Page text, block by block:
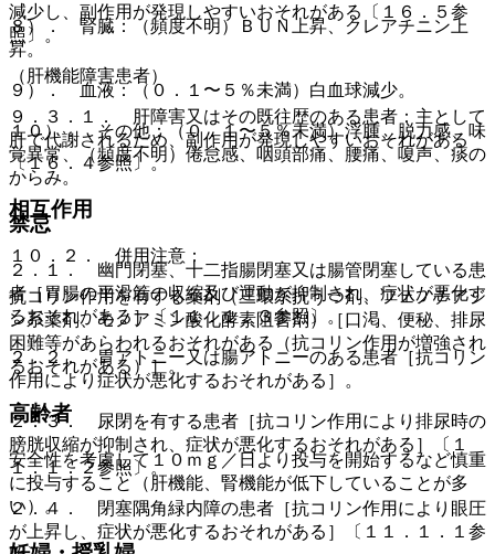
減少し、副作用が発現しやすいおそれがある〔１６．５参
照〕。
（肝機能障害患者）
９．３．１． 肝障害又はその既往歴のある患者：主として
肝で代謝されるため、副作用が発現しやすいおそれがある
〔１６．４参照〕。
相互作用
１０．２． 併用注意：
抗コリン作用を有する薬剤（三環系抗うつ剤、フェノチアジ
ン系薬剤、モノアミン酸化酵素阻害剤）［口渇、便秘、排尿
困難等があらわれるおそれがある（抗コリン作用が増強され
るおそれがある）］。
高齢者
安全性を考慮して１０ｍｇ／日より投与を開始するなど慎重
に投与すること（肝機能、腎機能が低下していることが多
い）。
８）． 腎臓：（頻度不明）ＢＵＮ上昇、クレアチニン上
昇。
９）． 血液：（０．１〜５％未満）白血球減少。
１０）． その他：（０．１〜５％未満）浮腫、脱力感、味
覚異常、（頻度不明）倦怠感、咽頭部痛、腰痛、嗄声、痰の
からみ。
禁忌
２．１． 幽門閉塞、十二指腸閉塞又は腸管閉塞している患
者［胃腸の平滑筋の収縮及び運動が抑制され、症状が悪化す
るおそれがある］〔１１．１．３参照〕。
２．２． 胃アトニー又は腸アトニーのある患者［抗コリン
作用により症状が悪化するおそれがある］。
２．３． 尿閉を有する患者［抗コリン作用により排尿時の
膀胱収縮が抑制され、症状が悪化するおそれがある］〔１
１．１．２参照〕。
２．４． 閉塞隅角緑内障の患者［抗コリン作用により眼圧
が上昇し、症状が悪化するおそれがある］〔１１．１．１参